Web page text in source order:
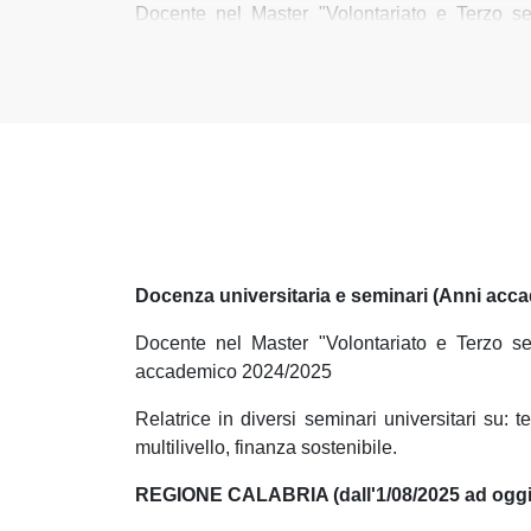
Docente nel Master "Volontariato e Terzo
Incarico di Elevata Qualificazione di III°
Coordinatrice attività Settore Verifiche,
ISTRUZIONE E FORMAZIONE
Laurea Magistrale in Scienze Economiche -
Laurea in Economia e Commercio
Docenza universitaria e seminari (Anni
Docente nel Master "Volontariato e Terzo
accademico 2024/2025
Relatrice in diversi seminari universitari su:
multilivello, finanza sostenibile.
REGIONE CALABRIA (dall'1/08/2025 ad